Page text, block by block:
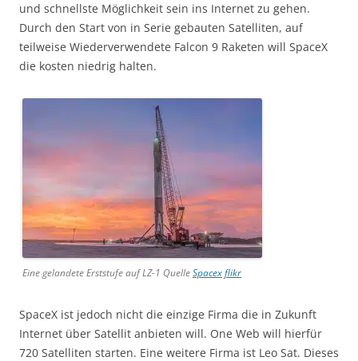
und schnellste Möglichkeit sein ins Internet zu gehen.
Durch den Start von in Serie gebauten Satelliten, auf
teilweise Wiederverwendete Falcon 9 Raketen will SpaceX
die kosten niedrig halten.
Eine gelandete Erststufe auf LZ-1 QuelleSpacex flikr
SpaceX ist jedoch nicht die einzige Firma die in Zukunft
Internet über Satellit anbieten will. One Web will hierfür
720 Satelliten starten. Eine weitere Firma ist Leo Sat. Dieses